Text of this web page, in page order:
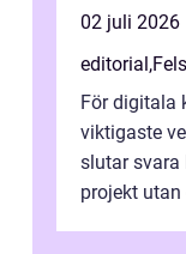
02 juli 2026
editorial,
För digitala
viktigaste
slutar svara
projekt